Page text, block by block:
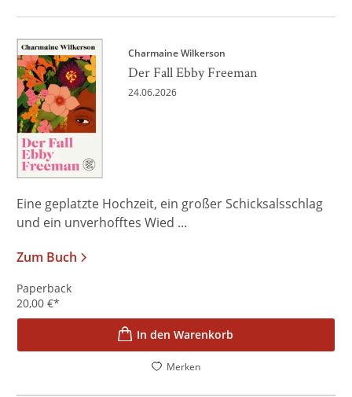
Charmaine Wilkerson
Der Fall Ebby Freeman
24.06.2026
Eine geplatzte Hochzeit, ein großer Schicksalsschlag
und ein unverhofftes Wied ...
Zum Buch
Paperback
20,00 €*
In den Warenkorb
Merken